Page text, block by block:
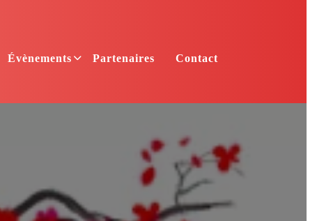
Évènements Partenaires Contact